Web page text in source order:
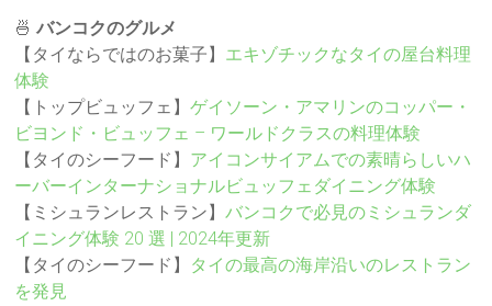
🍜バンコクのグルメ
【タイならではのお菓子】 エキゾチックなタイの屋台料理
体験
【トップビュッフェ】ゲイソーン・アマリンのコッパー・
ビヨンド・ビュッフェ – ワールドクラスの料理体験
【タイのシーフード】 アイコンサイアムでの素晴らしいハ
ーバーインターナショナルビュッフェダイニング体験
【ミシュランレストラン】バンコクで必見のミシュランダ
イニング体験 20 選 | 2024年更新
【タイのシーフード】 タイの最高の海岸沿いのレストラン
を発見